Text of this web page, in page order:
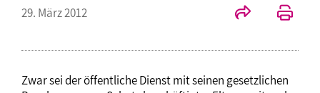
29. März 2012
Zwar sei der öffentliche Dienst mit seinen gesetzlichen